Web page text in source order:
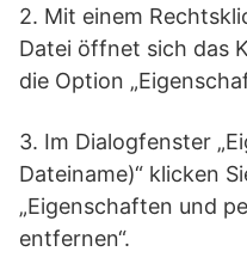
2. Mit einem
Datei öffnet sich das
die Option
3. Im Dialogfenster
Dateiname)“ klicken
„Eigenschaften und
entfernen“.